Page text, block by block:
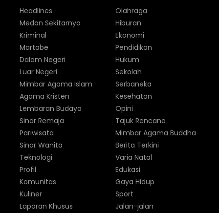
Headlines
Medan Sekitarnya
Kriminal
Martabe
Dalam Negeri
Luar Negeri
Olahraga
Hiburan
Ekonomi
Pendidikan
Hukum
Sekolah
Mimbar Agama Islam
Agama Kristen
Lembaran Budaya
Sinar Remaja
Pariwisata
Sinar Wanita
Serbaneka
Kesehatan
Opini
Tajuk Rencana
Mimbar Agama Buddha
Berita Terkini
Teknologi
Profil
Komunitas
Kuliner
Laporan Khusus
Varia Natal
Edukasi
Gaya Hidup
Sport
Jalan-jalan